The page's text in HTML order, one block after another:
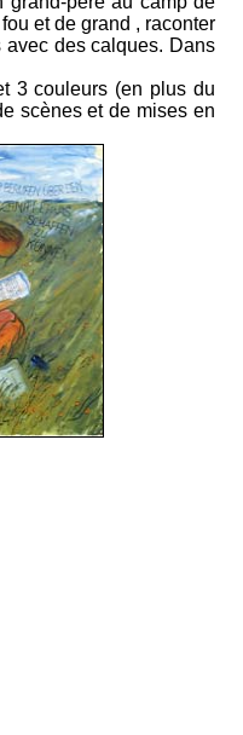
et de grand , raconter
des calques. Dans
3 couleurs (en plus du
scènes et de mises en